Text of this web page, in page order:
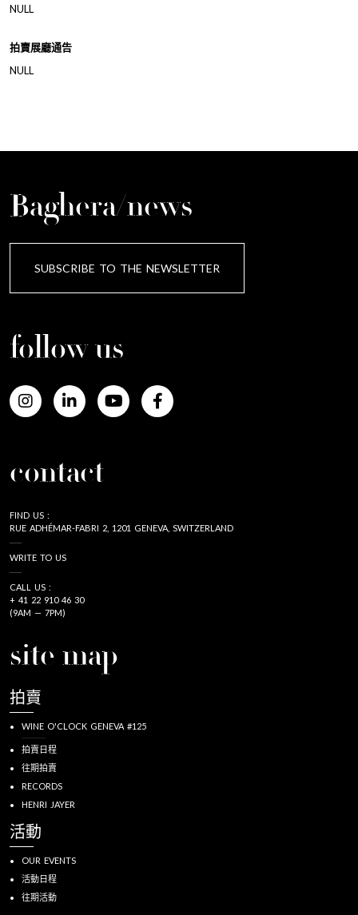
NULL
拍賣展廳通告
NULL
Baghera/news
SUBSCRIBE TO THE NEWSLETTER
follow us
contact
FIND US :
RUE ADHÉMAR-FABRI 2, 1201 GENEVA, SWITZERLAND
WRITE TO US
CALL US :
+ 41 22 910 46 30
(9AM — 7PM)
site map
拍賣
WINE O'CLOCK GENEVA #125
拍賣日程
往期拍賣
RECORDS
HENRI JAYER
活動
OUR EVENTS
活動日程
往期活動